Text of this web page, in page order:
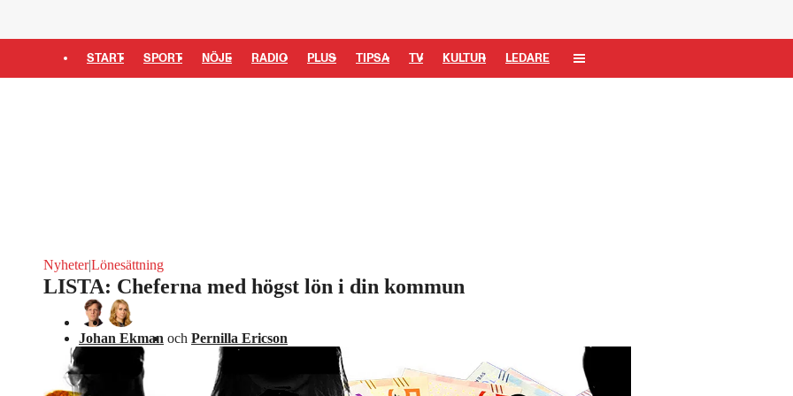
START SPORT NÖJE RADIO PLUS TIPSA TV KULTUR LEDARE
Nyheter|Lönesättning
LISTA: Cheferna med högst lön i din kommun
Johan Ekman och Pernilla Ericson